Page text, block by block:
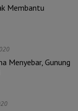
Membantu
Menyebar, Gunung